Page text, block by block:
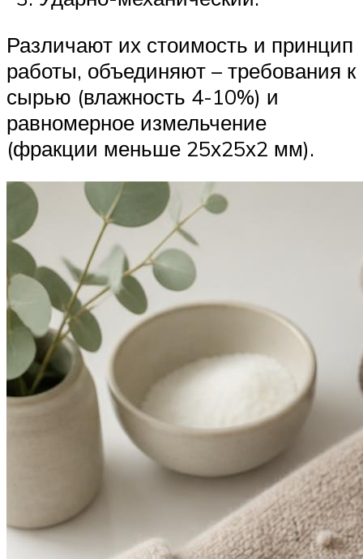
Различают их стоимость и принцип
работы, объединяют – требования к
сырью (влажность 4-10%) и
равномерное измельчение
(фракции меньше 25х25х2 мм).